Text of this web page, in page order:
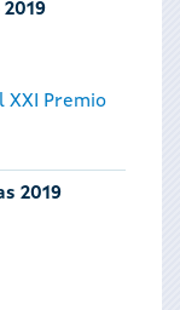
XXI Premio
2019